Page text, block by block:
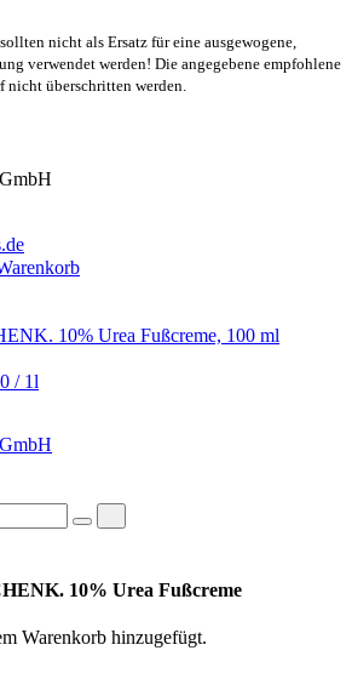
nicht als Ersatz für eine ausgewogene,
verwendet werden! Die angegebene empfohlene
nicht überschritten werden.
10% Urea Fußcreme, 100 ml
/ 1l
10% Urea Fußcreme
Warenkorb hinzugefügt.